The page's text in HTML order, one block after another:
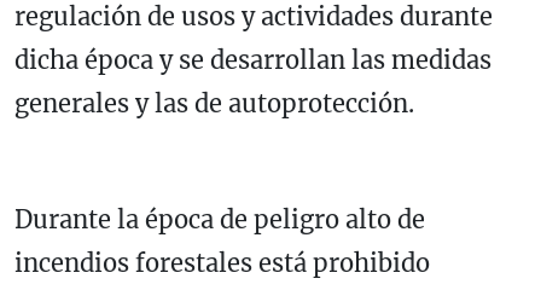
regulación de usos y actividades durante
dicha época y se desarrollan las medidas
generales y las de autoprotección.
Durante la época de peligro alto de
incendios forestales está prohibido